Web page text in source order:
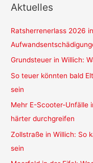
Aktuelles
Ratsherrenerlass 2026
Grundsteuer in Willich:
So teuer könnten bald
sein
Mehr E-Scooter-Unfälle
härter durchgreifen
Zollstraße in Willich: So
sein